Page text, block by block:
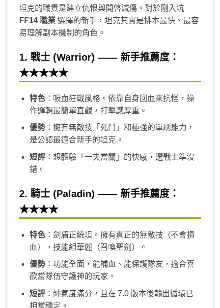
坦克的職責是建立仇恨與開啓減傷。對於剛入坑
FF14 職業 選擇的新手，坦克其實是排本最快、最容
易理解副本機制的角色。
1. 戰士 (Warrior) —— 新手推薦度：
★★★★★
特色：吸血狂戰風格。依靠自身回血來抗怪，操
作邏輯最簡單直觀，打擊感厚重。
優勢：擁有無敵技「死鬥」和極強的單刷能力，
是公認最適合新手的坦克。
短評：想體驗「一夫當關」的快感，選戰士準沒
錯。
2. 騎士 (Paladin) —— 新手推薦度：
★★★★
特色：劍盾正統坦。擁有真正的無敵技（不會損
血），技能組華麗（召喚聖劍）。
優勢：功能全面，能補血、能保護隊友，適合喜
歡當隊伍守護神的玩家。
短評：帥氣度滿分，且在 7.0 版本後輸出循環已
相當穩定。